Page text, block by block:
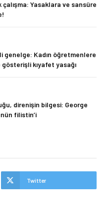
çalışma: Yasaklara ve sansüre
genelge: Kadın öğretmenlere
gösterişli kıyafet yasağı
direnişin bilgesi: George
filistin’i
Twitter